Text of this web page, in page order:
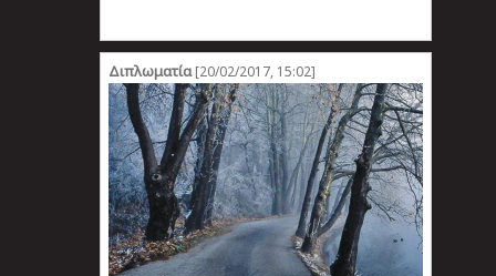
Διπλωματία[20/02/2017, 15:02]